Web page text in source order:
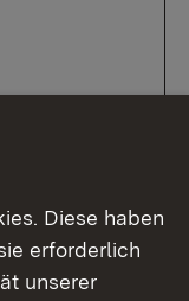
Diese haben
erforderlich
unserer